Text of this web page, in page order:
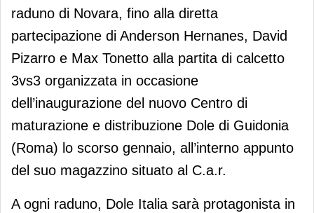
raduno di Novara, fino alla diretta
partecipazione di Anderson Hernanes, David
Pizarro e Max Tonetto alla partita di calcetto
3vs3 organizzata in occasione
dell’inaugurazione del nuovo Centro di
maturazione e distribuzione Dole di Guidonia
(Roma) lo scorso gennaio, all’interno appunto
del suo magazzino situato al C.a.r.
A ogni raduno, Dole Italia sarà protagonista in